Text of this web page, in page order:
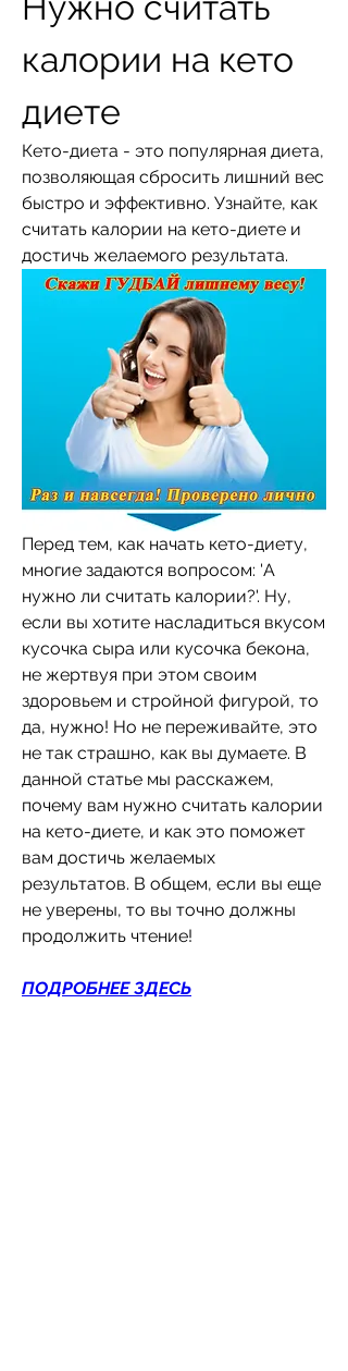
калории на кето
диете
Кето-диета - это популярная диета,
позволяющая сбросить лишний вес
быстро и эффективно. Узнайте, как
считать калории на кето-диете и
достичь желаемого результата.
Перед тем, как начать кето-диету,
многие задаются вопросом: 'А
нужно ли считать калории?'. Ну,
если вы хотите насладиться вкусом
кусочка сыра или кусочка бекона,
не жертвуя при этом своим
здоровьем и стройной фигурой, то
да, нужно! Но не переживайте, это
не так страшно, как вы думаете. В
данной статье мы расскажем,
почему вам нужно считать калории
на кето-диете, и как это поможет
вам достичь желаемых
результатов. В общем, если вы еще
не уверены, то вы точно должны
продолжить чтение!
ПОДРОБНЕЕ ЗДЕСЬ